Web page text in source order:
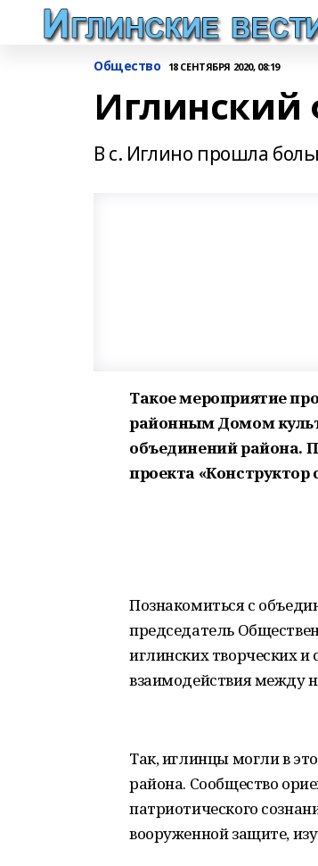
Общество 18 СЕНТЯБРЯ 2020, 08:19
Иглинский
В с. Иглино прошла
Такое мероприятие
районным Домом
объединений района.
проекта «Конструктор
Познакомиться с
председатель
иглинских творческих
взаимодействия между
Так, иглинцы могли в
района. Сообщество
патриотического
вооруженной защите,